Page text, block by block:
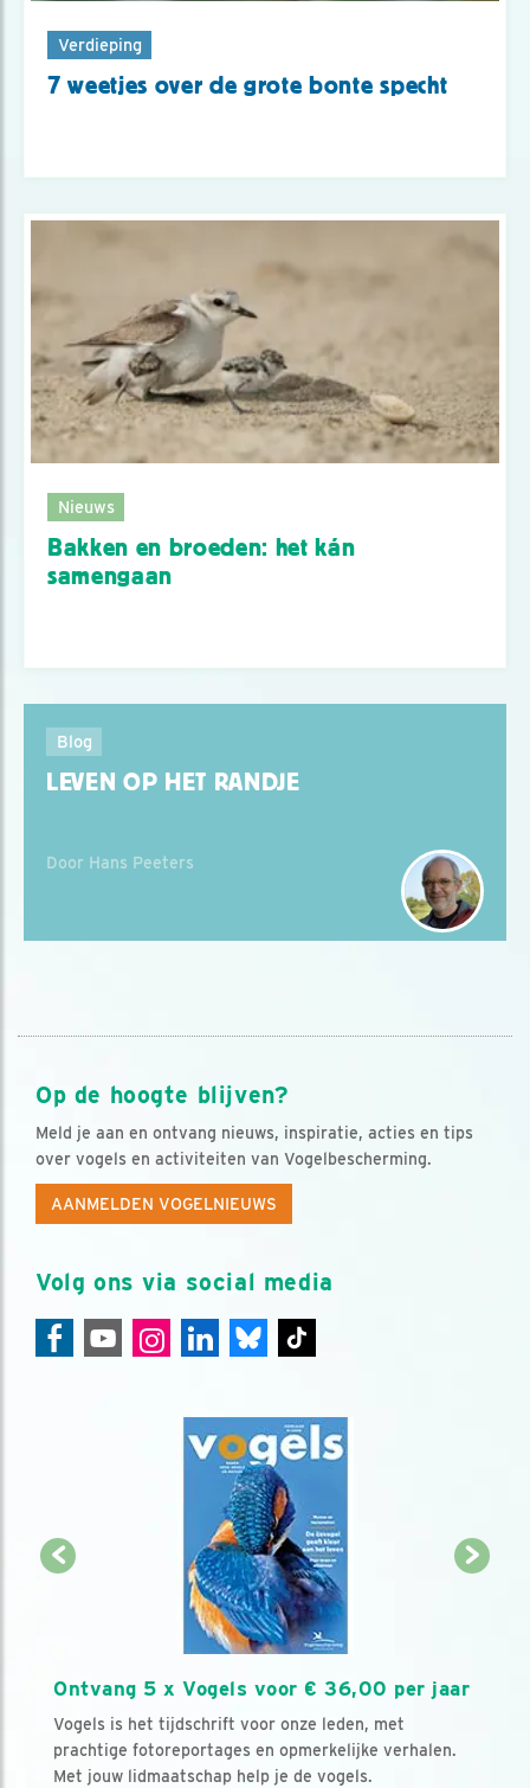
Verdieping
7 weetjes over de grote bonte specht
Nieuws
Bakken en broeden: het kán
samengaan
Blog
LEVEN OP HET RANDJE
Door Hans Peeters
Op de hoogte blijven?
Meld je aan en ontvang nieuws, inspiratie, acties en tips
over vogels en activiteiten van Vogelbescherming.
AANMELDEN VOGELNIEUWS
Volg ons via social media
Ontvang 5 x Vogels voor € 36,00 per jaar
Vogels is het tijdschrift voor onze leden, met
prachtige fotoreportages en opmerkelijke verhalen.
Met jouw lidmaatschap help je de vogels.